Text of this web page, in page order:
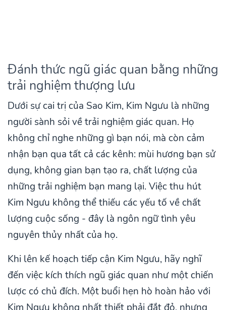
Đánh thức ngũ giác quan bằng những
trải nghiệm thượng lưu
Dưới sự cai trị của Sao Kim, Kim Ngưu là những
người sành sỏi về trải nghiệm giác quan. Họ
không chỉ nghe những gì bạn nói, mà còn cảm
nhận bạn qua tất cả các kênh: mùi hương bạn sử
dụng, không gian bạn tạo ra, chất lượng của
những trải nghiệm bạn mang lại. Việc thu hút
Kim Ngưu không thể thiếu các yếu tố về chất
lượng cuộc sống - đây là ngôn ngữ tình yêu
nguyên thủy nhất của họ.
Khi lên kế hoạch tiếp cận Kim Ngưu, hãy nghĩ
đến việc kích thích ngũ giác quan như một chiến
lược có chủ đích. Một buổi hẹn hò hoàn hảo với